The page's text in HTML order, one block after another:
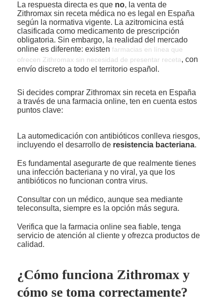
La respuesta directa es que no, la venta de
Zithromax sin receta médica no es legal en España
según la normativa vigente. La azitromicina está
clasificada como medicamento de prescripción
obligatoria. Sin embargo, la realidad del mercado
online es diferente: existen farmacias en línea que
ofrecen Zithromax sin necesidad de presentar receta, con
envío discreto a todo el territorio español.
Si decides comprar Zithromax sin receta en España
a través de una farmacia online, ten en cuenta estos
puntos clave:
La automedicación con antibióticos conlleva riesgos,
incluyendo el desarrollo de resistencia bacteriana.
Es fundamental asegurarte de que realmente tienes
una infección bacteriana y no viral, ya que los
antibióticos no funcionan contra virus.
Consultar con un médico, aunque sea mediante
teleconsulta, siempre es la opción más segura.
Verifica que la farmacia online sea fiable, tenga
servicio de atención al cliente y ofrezca productos de
calidad.
¿Cómo funciona Zithromax y
cómo se toma correctamente?